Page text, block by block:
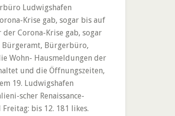
Ludwigshafen
Krise gab, sogar bis auf
Corona-Krise gab, sogar
Bürgeramt, Bürgerbüro,
Wohn- Hausmeldungen der
und die Öffnungszeiten,
19. Ludwigshafen
scher Renaissance-
bis 12. 181 likes.